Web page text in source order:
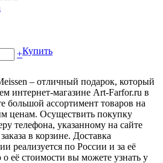
+Купить
– отличный подарок, который
интернет-магазине Art-Farfor.ru в
большой ассортимент товаров на
ценам. Осуществить покупку
телефона, указанному на сайте
в корзине. Доставка
реализуется по России и за её
её стоимости вы можете узнать у